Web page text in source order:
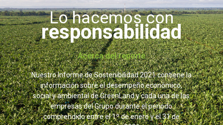
Lo hacemos con
responsabilidad
Acerca del reporte
Nuestro Informe de Sostenibilidad 2021 contiene la
información sobre el desempeño económico,
social y ambiental de GreenLand y cada una de las
empresas del Grupo durante el periodo
comprendido entre el 1º de enero y el 31 de